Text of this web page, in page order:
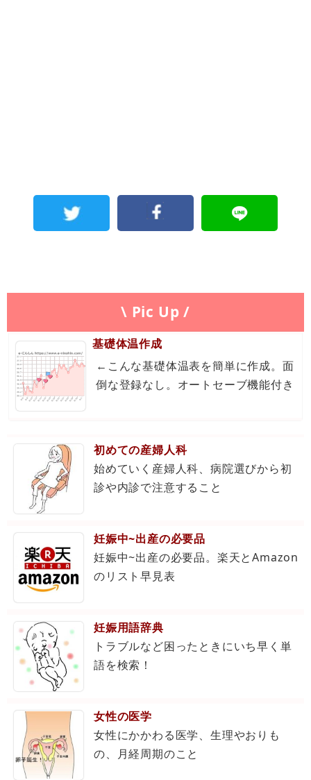
\ Pic Up /
基礎体温作成
←こんな基礎体温表を簡単に作成。面
倒な登録なし。オートセーブ機能付き
初めての産婦人科
始めていく産婦人科、病院選びから初
診や内診で注意すること
妊娠中~出産の必要品
妊娠中~出産の必要品。楽天とAmazon
のリスト早見表
妊娠用語辞典
トラブルなど困ったときにいち早く単
語を検索！
女性の医学
女性にかかわる医学、生理やおりも
の、月経周期のこと